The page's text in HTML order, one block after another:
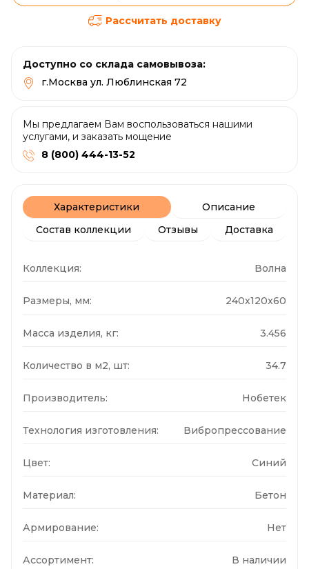
Рассчитать доставку
Доступно со склада самовывоза:
г.Москва ул. Люблинская 72
Мы предлагаем Вам воспользоваться нашими
услугами, и заказать мощение
8 (800) 444-13-52
Характеристики
Описание
Состав коллекции
Отзывы Доставка
Коллекция: Волна
Размеры, мм: 240x120x60
Масса изделия, кг: 3.456
Количество в м2, шт: 34.7
Производитель: Нобетек
Технология изготовления: Вибропрессование
Цвет: Синий
Материал: Бетон
Армирование: Нет
Ассортимент: В наличии